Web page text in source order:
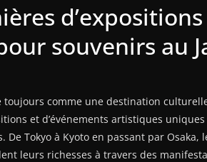
souvenirs au
toujours comme une destination
et d’événements artistiques
De Tokyo à Kyoto en passant par
leurs richesses à travers des